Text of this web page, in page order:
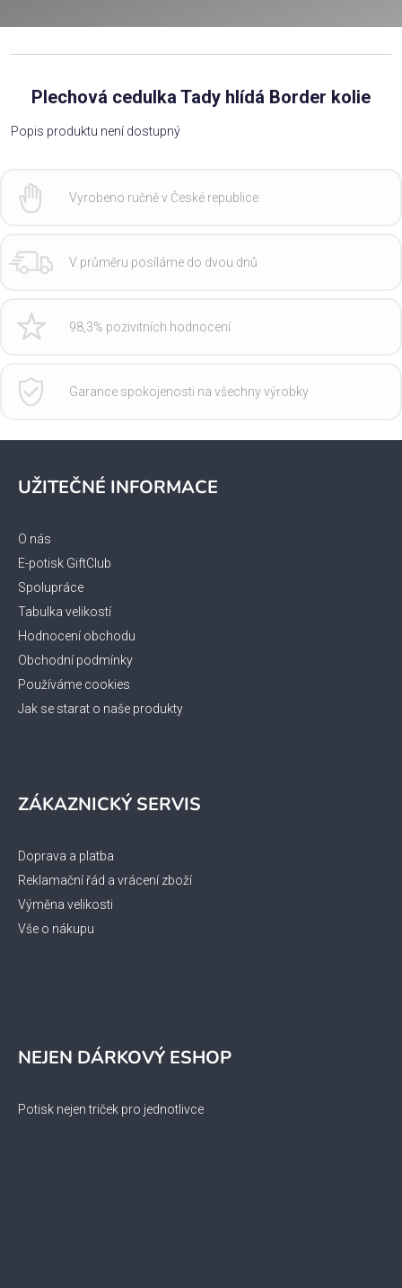
Plechová cedulka Tady hlídá Border kolie
Popis produktu není dostupný
Vyrobeno ručně v České republice
V průměru posíláme do dvou dnů
98,3% pozivitních hodnocení
Garance spokojenosti na všechny výrobky
UŽITEČNÉ INFORMACE
O nás
E-potisk GiftClub
Spolupráce
Tabulka velikostí
Hodnocení obchodu
Obchodní podmínky
Používáme cookies
Jak se starat o naše produkty
ZÁKAZNICKÝ SERVIS
Doprava a platba
Reklamační řád a vrácení zboží
Výměna velikosti
Vše o nákupu
NEJEN DÁRKOVÝ ESHOP
Potisk nejen triček pro jednotlivce